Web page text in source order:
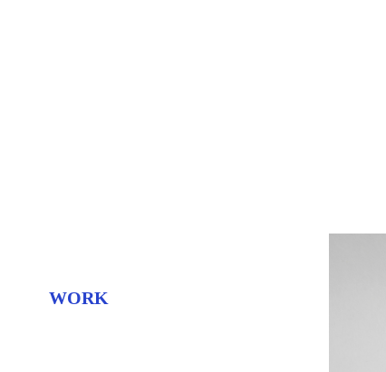
WORK